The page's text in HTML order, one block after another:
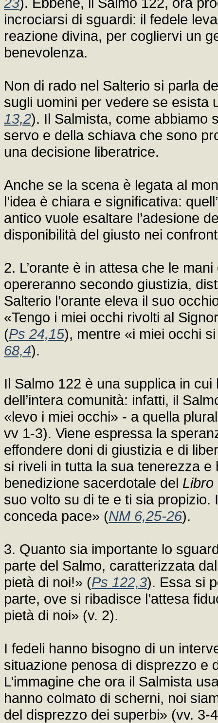
incrociarsi di sguardi: il fedele
reazione divina, per cogliervi un
benevolenza.
Non di rado nel Salterio si parla
sugli uomini per vedere se esista
13,2). Il Salmista, come abbiamo
servo e della schiava che sono
una decisione liberatrice.
Anche se la scena è legata al
l’idea è chiara e significativa:
antico vuole esaltare l’adesione
disponibilità del giusto nei
2. L’orante è in attesa che le
opereranno secondo giustizia,
Salterio l’orante eleva il suo
«Tengo i miei occhi rivolti al
(Ps 24,15), mentre «i miei occhi
68,4).
Il Salmo 122 è una supplica in
dell’intera comunità: infatti, il
«levo i miei occhi» - a quella
vv 1-3). Viene espressa la
effondere doni di giustizia e di
si riveli in tutta la sua tenerezza e
benedizione sacerdotale del Libro
suo volto su di te e ti sia
conceda pace» (NM 6,25-26).
3. Quanto sia importante lo
parte del Salmo, caratterizzata
pietà di noi!» (Ps 122,3). Essa si
parte, ove si ribadisce l’attesa
pietà di noi» (v. 2).
I fedeli hanno bisogno di un
situazione penosa di disprezzo e
L’immagine che ora il Salmista
hanno colmato di scherni, noi
del disprezzo dei superbi» (vv. 3-